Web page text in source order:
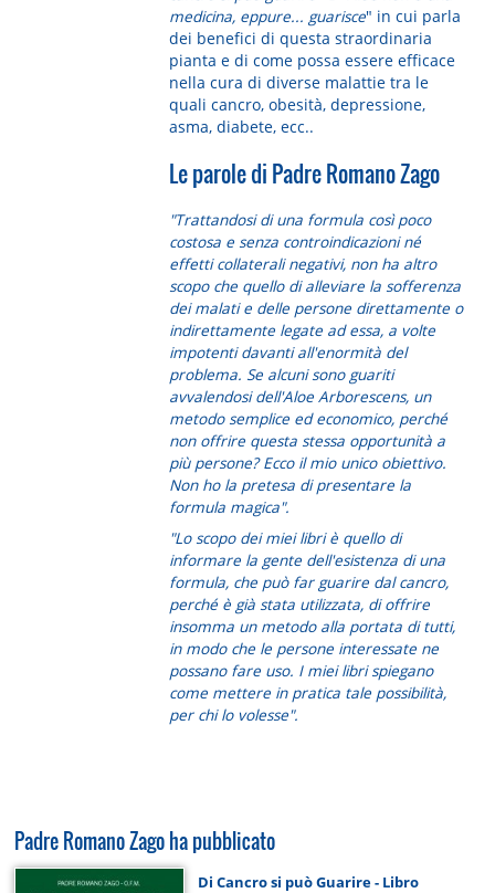
medicina, eppure... guarisce" in cui parla
dei benefici di questa straordinaria
pianta e di come possa essere efficace
nella cura di diverse malattie tra le
quali cancro, obesità, depressione,
asma, diabete, ecc..
Le parole di Padre Romano Zago
"Trattandosi di una formula così poco
costosa e senza controindicazioni né
effetti collaterali negativi, non ha altro
scopo che quello di alleviare la sofferenza
dei malati e delle persone direttamente o
indirettamente legate ad essa, a volte
impotenti davanti all'enormità del
problema. Se alcuni sono guariti
avvalendosi dell'Aloe Arborescens, un
metodo semplice ed economico, perché
non offrire questa stessa opportunità a
più persone? Ecco il mio unico obiettivo.
Non ho la pretesa di presentare la
formula magica".
"Lo scopo dei miei libri è quello di
informare la gente dell'esistenza di una
formula, che può far guarire dal cancro,
perché è già stata utilizzata, di offrire
insomma un metodo alla portata di tutti,
in modo che le persone interessate ne
possano fare uso. I miei libri spiegano
come mettere in pratica tale possibilità,
per chi lo volesse".
Padre Romano Zago ha pubblicato
Di Cancro si può Guarire - Libro